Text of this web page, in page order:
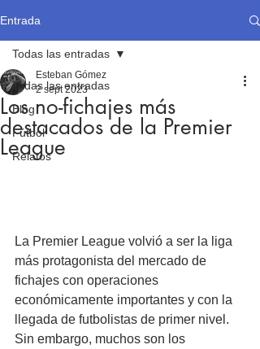
Entrada
Todas las entradas
Blog
Fútbol
Relatos
Todas las entradas
Los no-fichajes más
destacados de la Premier
League
Esteban Gómez
2 sept 2023
La Premier League volvió a ser la liga
más protagonista del mercado de
fichajes con operaciones
económicamente importantes y con la
llegada de futbolistas de primer nivel.
Sin embargo, muchos son los